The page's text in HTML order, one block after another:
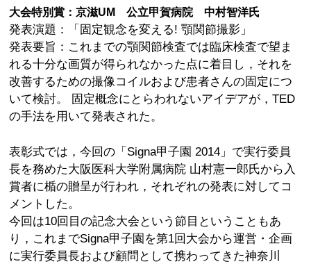
大会特別賞：京滋UM 公立甲賀病院 中村智洋氏
発表演題：「固定観念を変える! 顎関節撮影」
発表要旨：これまでの顎関節検査では臨床検査で望ま
れる十分な画質が得られなかった点に着目し，それを
改善するための撮像コイルおよび患者さんの固定につ
いて検討。 固定概念にとらわれないアイデアが，TED
の手法を用いて発表された。
表彰式では，今回の「Signa甲子園 2014」で実行委員
長を務めた大阪医科大学附属病院 山村憲一郎氏から入
賞者に楯の贈呈が行われ，それぞれの発表に対してコ
メントした。
今回は10回目の記念大会という節目ということもあ
り，これまでSigna甲子園を第1回大会から運営・企画
に実行委員長および顧問として携わってきた神奈川